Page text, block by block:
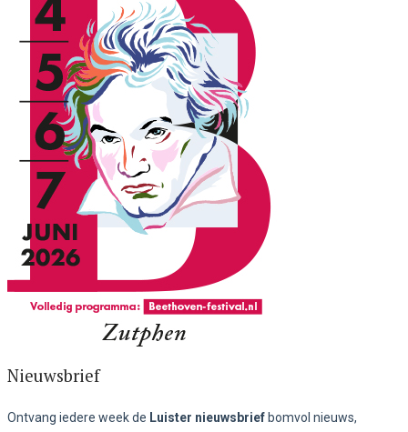
Nieuwsbrief
Ontvang iedere week de Luister nieuwsbrief bomvol nieuws,